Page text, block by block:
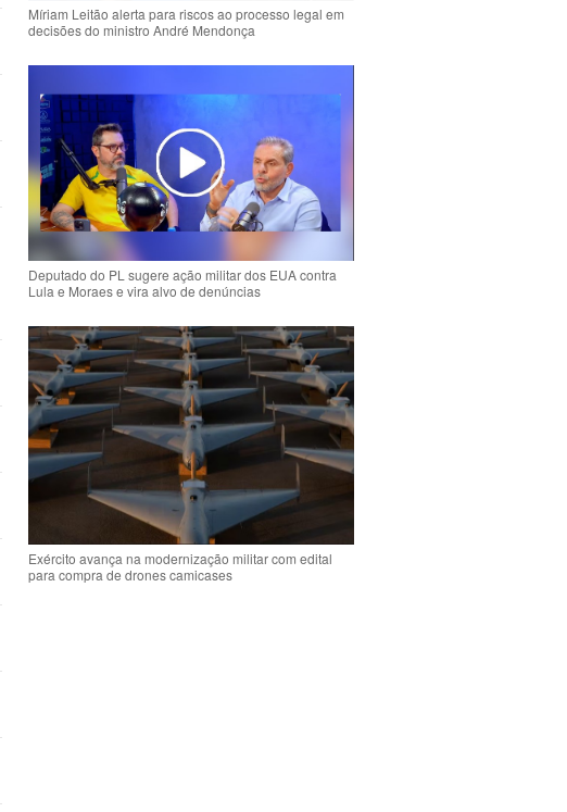
Míriam Leitão alerta para riscos ao processo legal em
decisões do ministro André Mendonça
Deputado do PL sugere ação militar dos EUA contra
Lula e Moraes e vira alvo de denúncias
Exército avança na modernização militar com edital
para compra de drones camicases